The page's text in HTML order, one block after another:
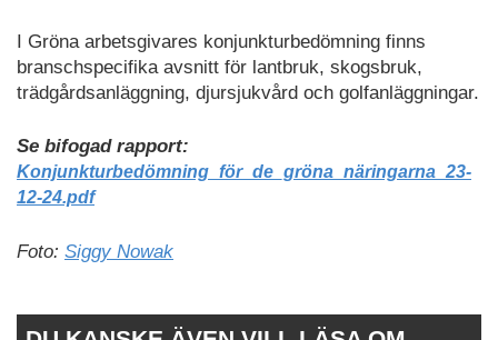
I Gröna arbetsgivares konjunkturbedömning finns
branschspecifika avsnitt för lantbruk, skogsbruk,
trädgårdsanläggning, djursjukvård och golfanläggningar.
Se bifogad rapport:
Konjunkturbedömning_för_de_gröna_näringarna_23-
12-24.pdf
Foto: Siggy Nowak